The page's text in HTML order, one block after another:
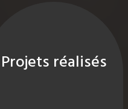
Projets réalisés